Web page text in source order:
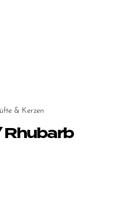
& Kerzen
Rhubarb
22,90 €